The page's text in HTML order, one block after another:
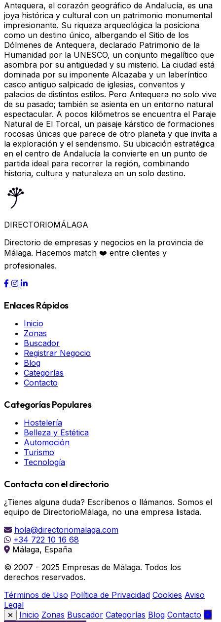
Antequera, el corazón geográfico de Andalucía, es una
joya histórica y cultural con un patrimonio monumental
impresionante. Su riqueza arqueológica la posiciona
como un destino único, albergando el Sitio de los
Dólmenes de Antequera, declarado Patrimonio de la
Humanidad por la UNESCO, un conjunto megalítico que
asombra por su antigüedad y su misterio. La ciudad está
dominada por su imponente Alcazaba y un laberíntico
casco antiguo salpicado de iglesias, conventos y
palacios de distintos estilos. Pero Antequera no solo vive
de su pasado; también se asienta en un entorno natural
espectacular. A pocos kilómetros se encuentra el Paraje
Natural de El Torcal, un paisaje kárstico de formaciones
rocosas únicas que parece de otro planeta y que invita a
la exploración y el senderismo. Su ubicación estratégica
en el centro de Andalucía la convierte en un punto de
partida ideal para recorrer la región, combinando
historia, cultura y naturaleza en un solo destino.
DIRECTORIOMÁLAGA
Directorio de empresas y negocios en la provincia de
Málaga. Hacemos match ❤️ entre clientes y
profesionales.
Enlaces Rápidos
Inicio
Zonas
Buscador
Registrar Negocio
Blog
Categorías
Contacto
Categorías Populares
Hostelería
Belleza y Estética
Automoción
Turismo
Tecnología
Contacta con el directorio
¿Tienes alguna duda? Escríbenos o llámanos. Somos el
equipo de DirectorioMálaga, no una empresa listada.
hola@directoriomalaga.com
+34 722 10 16 68
Málaga, España
© 2007 - 2025 Empresas de Málaga. Todos los
derechos reservados.
Términos de Uso Política de Privacidad Cookies Aviso
Legal
Inicio Zonas Buscador Categorías Blog Contacto